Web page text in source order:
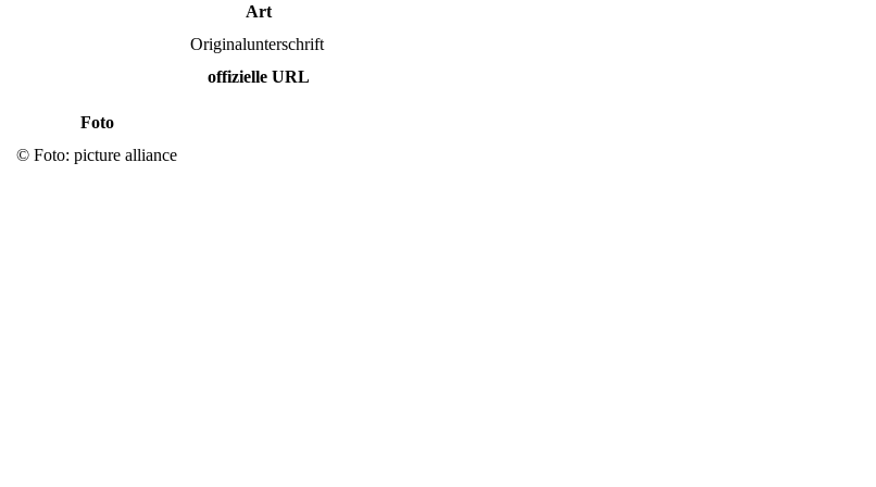
Art
Originalunterschrift
offizielle URL
Foto
© Foto: picture alliance